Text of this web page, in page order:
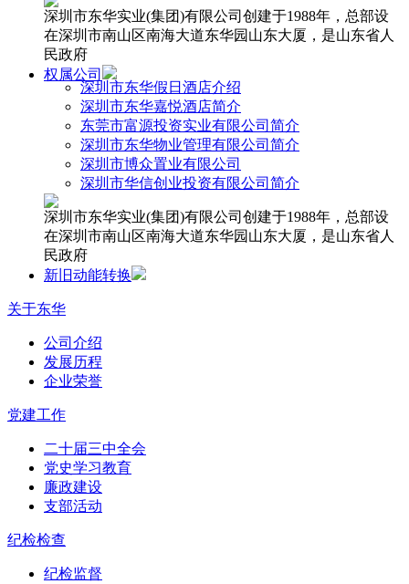
深圳市东华实业(集团)有限公司创建于1988年，总部设
在深圳市南山区南海大道东华园山东大厦，是山东省人
民政府
权属公司
深圳市东华假日酒店介绍
深圳市东华嘉悦酒店简介
东莞市富源投资实业有限公司简介
深圳市东华物业管理有限公司简介
深圳市博众置业有限公司
深圳市华信创业投资有限公司简介
深圳市东华实业(集团)有限公司创建于1988年，总部设
在深圳市南山区南海大道东华园山东大厦，是山东省人
民政府
新旧动能转换
关于东华
公司介绍
发展历程
企业荣誉
党建工作
二十届三中全会
党史学习教育
廉政建设
支部活动
纪检检查
纪检监督